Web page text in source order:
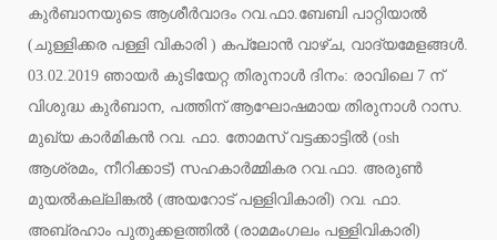
കുര്‍ബാനയുടെ ആശീര്‍വാദം റവ.ഫാ.ബേബി പാറ്റിയാല്‍
(ചുള്ളിക്കര പള്ളി വികാരി ) കപ്ലോന്‍ വാഴ്ച, വാദ്യമേളങ്ങള്‍.
03.02.2019 ഞായര്‍ കുടിയേറ്റ തിരുനാള്‍ ദിനം: രാവിലെ 7 ന്
വിശുദ്ധ കുര്‍ബാന, പത്തിന് ആഘോഷമായ തിരുനാള്‍ റാസ.
മുഖ്യ കാര്‍മികന്‍ റവ. ഫാ. തോമസ് വട്ടക്കാട്ടില്‍ (osh
ആശ്രമം, നീറിക്കാട്) സഹകാര്‍മ്മികര റവ.ഫാ. അരുണ്‍
മുയല്‍കല്ലിങ്കല്‍ (അയറോട് പള്ളിവികാരി) റവ. ഫാ.
അബ്രഹാം പുതുക്കളത്തില്‍ (രാമമംഗലം പള്ളിവികാരി)